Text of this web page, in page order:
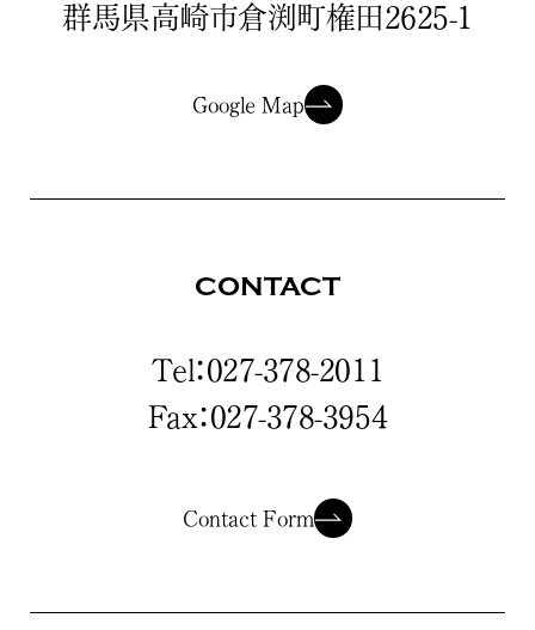
群馬県高崎市倉渕町権田2625-1
Google Map
CONTACT
Tel：027-378-2011
Fax：027-378-3954
Contact Form